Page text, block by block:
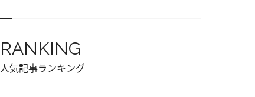
RANKING
人気記事ランキング